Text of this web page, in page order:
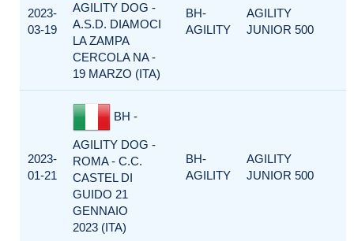
2023-
03-19
AGILITY DOG -
A.S.D. DIAMOCI
LA ZAMPA
CERCOLA NA -
19 MARZO (ITA)
BH-
AGILITY
AGILITY
JUNIOR 500
2023-
01-21
BH -
AGILITY DOG -
ROMA - C.C.
CASTEL DI
GUIDO 21
GENNAIO
2023 (ITA)
BH-
AGILITY
AGILITY
JUNIOR 500